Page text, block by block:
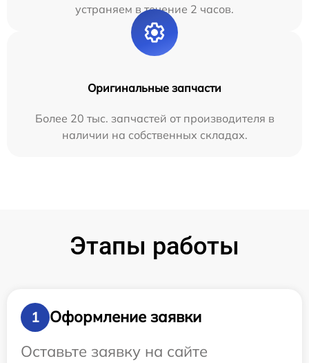
устраняем в течение 2 часов.
Оригинальные запчасти
Более 20 тыс. запчастей от производителя в
наличии на собственных складах.
Этапы работы
1
Оформление заявки
Оставьте заявку на сайте